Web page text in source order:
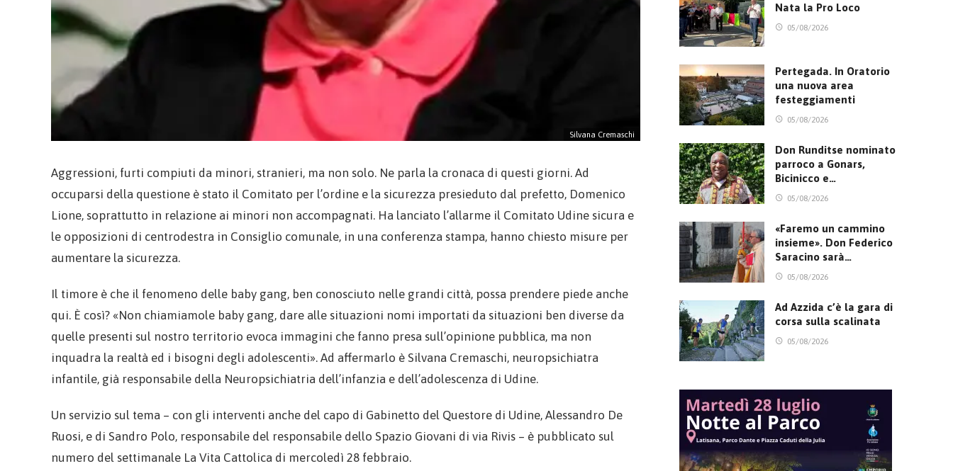
Silvana Cremaschi
Aggressioni, furti compiuti da minori, stranieri, ma non solo. Ne parla la cronaca di questi giorni. Ad
occuparsi della questione è stato il Comitato per l’ordine e la sicurezza presieduto dal prefetto, Domenico
Lione, soprattutto in relazione ai minori non accompagnati. Ha lanciato l’allarme il Comitato Udine sicura e
le opposizioni di centrodestra in Consiglio comunale, in una conferenza stampa, hanno chiesto misure per
aumentare la sicurezza.
Il timore è che il fenomeno delle baby gang, ben conosciuto nelle grandi città, possa prendere piede anche
qui. È così? «Non chiamiamole baby gang, dare alle situazioni nomi importati da situazioni ben diverse da
quelle presenti sul nostro territorio evoca immagini che fanno presa sull’opinione pubblica, ma non
inquadra la realtà ed i bisogni degli adolescenti». Ad affermarlo è Silvana Cremaschi, neuropsichiatra
infantile, già responsabile della Neuropsichiatria dell’infanzia e dell’adolescenza di Udine.
Un servizio sul tema – con gli interventi anche del capo di Gabinetto del Questore di Udine, Alessandro De
Ruosi, e di Sandro Polo, responsabile del responsabile dello Spazio Giovani di via Rivis – è pubblicato sul
numero del settimanale La Vita Cattolica di mercoledì 28 febbraio.
Nata la Pro Loco
05/08/2026
Pertegada. In Oratorio
una nuova area
festeggiamenti
05/08/2026
Don Runditse nominato
parroco a Gonars,
Bicinicco e…
05/08/2026
«Faremo un cammino
insieme». Don Federico
Saracino sarà…
05/08/2026
Ad Azzida c’è la gara di
corsa sulla scalinata
05/08/2026